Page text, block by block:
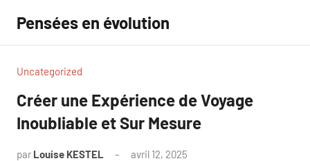
contenu
Pensées en évolution
Uncategorized
Créer une Expérience de Voyage
Inoubliable et Sur Mesure
par Louise KESTEL avril 12, 2025